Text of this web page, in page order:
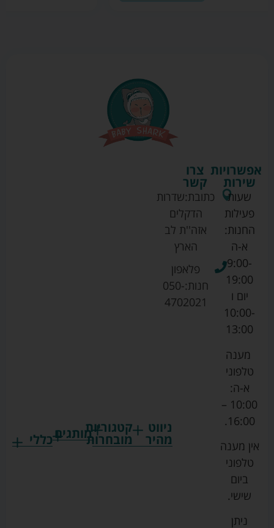
ניווט
מהיר
קטגוריות
מובחרותמותגים
גרקו
כללי
צרו
קשר
כתובת:שדרות
הדקלים
אזה''ת לב
הארץ
פלאפון
חנות:050-
4702021
אפשרויות
שירות
שעות
פעילות
החנות:
א-ה
9:00-
19:00
יום ו
10:00-
13:00
מענה
טלפוני
א-ה:
10:00 –
16:00.
אין מענה
טלפוני
ביום
שישי.
ניתן